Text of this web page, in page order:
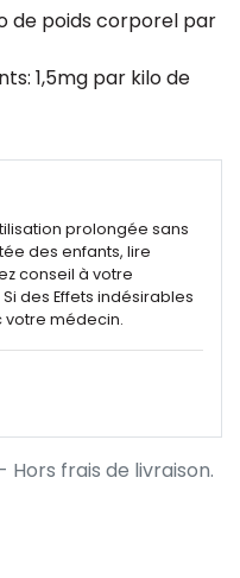
de poids corporel par
1,5mg par kilo de
prolongée sans
des enfants, lire
conseil à votre
des Effets indésirables
votre médecin.
Hors frais de livraison.